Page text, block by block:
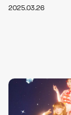
2025.03.26